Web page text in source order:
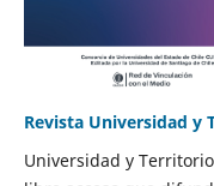
Revista Universidad y
Universidad y